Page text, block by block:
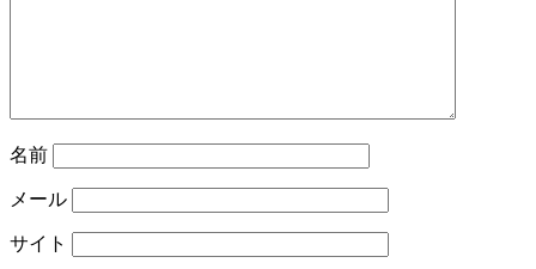
名前
メール
サイト